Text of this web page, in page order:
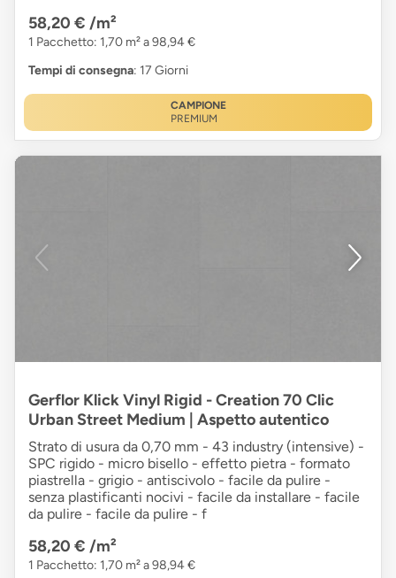
58,20 € /m²
1 Pacchetto: 1,70 m² a 98,94 €
Tempi di consegna: 17 Giorni
CAMPIONE
PREMIUM
Gerflor Klick Vinyl Rigid - Creation 70 Clic
Urban Street Medium | Aspetto autentico
Strato di usura da 0,70 mm - 43 industry (intensive) -
SPC rigido - micro bisello - effetto pietra - formato
piastrella - grigio - antiscivolo - facile da pulire -
senza plastificanti nocivi - facile da installare - facile
da pulire - facile da pulire - f
58,20 € /m²
1 Pacchetto: 1,70 m² a 98,94 €